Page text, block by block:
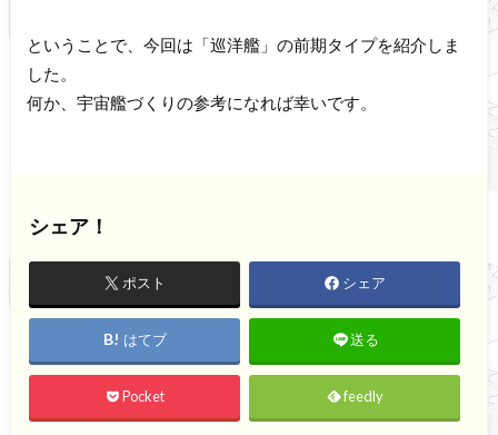
ということで、今回は「巡洋艦」の前期タイプを紹介しま
した。
何か、宇宙艦づくりの参考になれば幸いです。
シェア！
ポスト シェア
はてブ 送る
Pocket feedly